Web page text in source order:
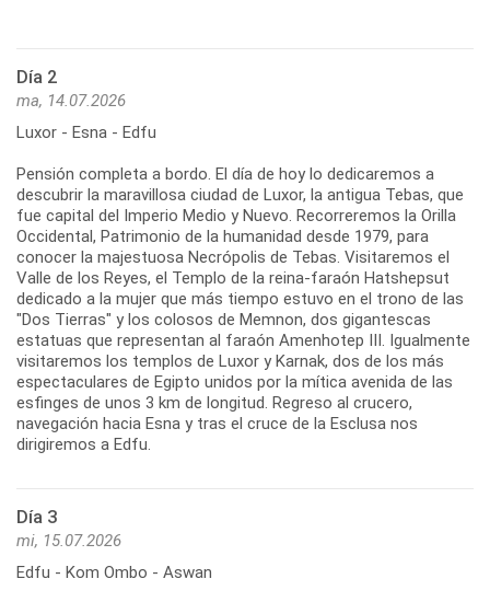
Día 2
ma, 14.07.2026
Luxor - Esna - Edfu
Pensión completa a bordo. El día de hoy lo dedicaremos a
descubrir la maravillosa ciudad de Luxor, la antigua Tebas, que
fue capital del Imperio Medio y Nuevo. Recorreremos la Orilla
Occidental, Patrimonio de la humanidad desde 1979, para
conocer la majestuosa Necrópolis de Tebas. Visitaremos el
Valle de los Reyes, el Templo de la reina-faraón Hatshepsut
dedicado a la mujer que más tiempo estuvo en el trono de las
"Dos Tierras" y los colosos de Memnon, dos gigantescas
estatuas que representan al faraón Amenhotep III. Igualmente
visitaremos los templos de Luxor y Karnak, dos de los más
espectaculares de Egipto unidos por la mítica avenida de las
esfinges de unos 3 km de longitud. Regreso al crucero,
navegación hacia Esna y tras el cruce de la Esclusa nos
dirigiremos a Edfu.
Día 3
mi, 15.07.2026
Edfu - Kom Ombo - Aswan